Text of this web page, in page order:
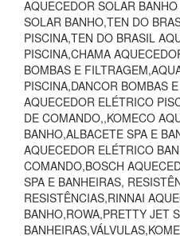
AQUECEDOR SOLAR
SOLAR BANHO,TEN DO
PISCINA,TEN DO BRASIL
PISCINA,CHAMA
BOMBAS E
PISCINA,DANCOR BOMBAS
AQUECEDOR ELÉTRICO
DE COMANDO,,KOMECO
BANHO,ALBACETE SPA E
AQUECEDOR ELÉTRICO
COMANDO,BOSCH
SPA E BANHEIRAS,
RESISTÊNCIAS,RINNAI
BANHO,ROWA,PRETTY JET